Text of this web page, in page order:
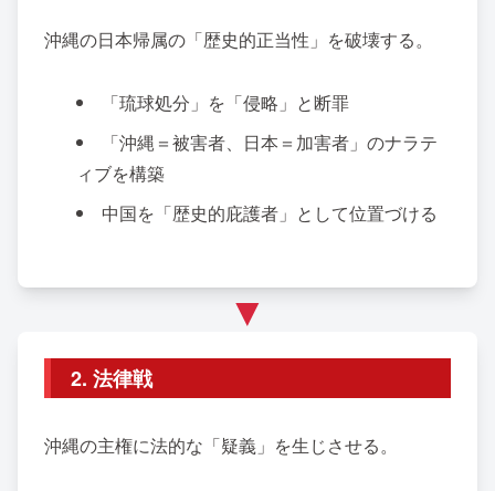
沖縄の日本帰属の「歴史的正当性」を破壊する。
「琉球処分」を「侵略」と断罪
「沖縄＝被害者、日本＝加害者」のナラテ
ィブを構築
中国を「歴史的庇護者」として位置づける
▼
2. 法律戦
沖縄の主権に法的な「疑義」を生じさせる。